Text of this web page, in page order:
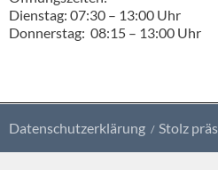
Dienstag: 07:30 – 13:00 Uhr
Donnerstag: 08:15 – 13:00 Uhr
Datenschutzerklärung Stolz